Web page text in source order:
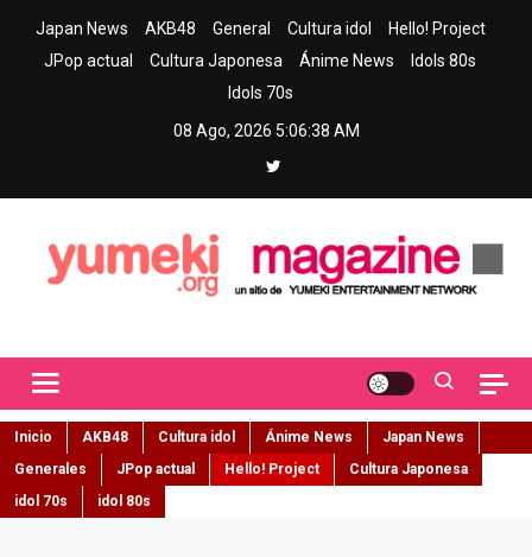
Japan News AKB48 General Cultura idol
Hello! Project
JPop actual
Cultura Japonesa Ánime News
Idols 80s
Idols 70s
08 Ago, 2026 5:06:39 AM
Inicio AKB48 Cultura idol Ánime News
Japan News
Generales
JPop actual Hello! Project
Cultura Japonesa
idol 70s
idol 80s